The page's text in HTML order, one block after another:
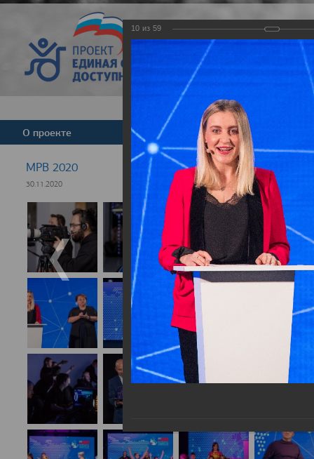
Версия для
О проекте Команда Новости
МРВ 2020
30.11.2020
10 из 59